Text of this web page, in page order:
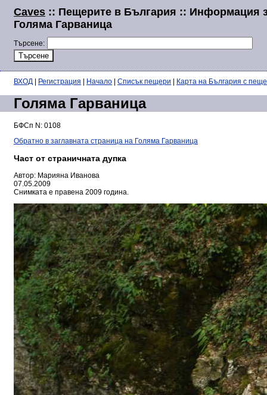
Caves :: Пещерите в България :: Информация
Голяма Гарваница
Търсене:
ВХОД Регистрация Начало Списък пещери Карта на България с
Голяма Гарваница
БФСп N: 0108
Обратно в заглавната страница на Голяма Гарваница
Част от страничната дупка
Автор: Марияна Иванова
07.05.2009
Снимката е правена 2009 година.